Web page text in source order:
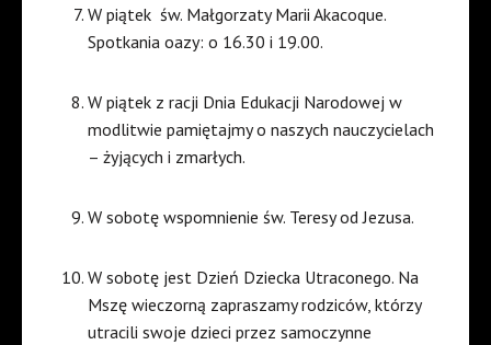
W piątek św. Małgorzaty Marii Akacoque.
Spotkania oazy: o 16.30 i 19.00.
W piątek z racji Dnia Edukacji Narodowej w
modlitwie pamiętajmy o naszych nauczycielach
– żyjących i zmarłych.
W sobotę wspomnienie św. Teresy od Jezusa.
W sobotę jest Dzień Dziecka Utraconego. Na
Mszę wieczorną zapraszamy rodziców, którzy
utracili swoje dzieci przez samoczynne